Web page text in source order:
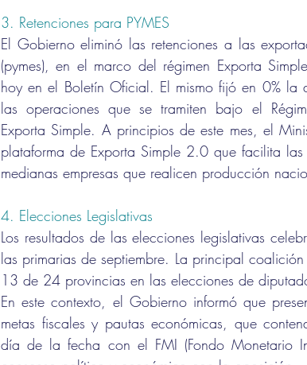
3. Retenciones para PYMES
El Gobierno eliminó las retenciones a las
(pymes), en el marco del régimen Exporta
hoy en el Boletín Oficial. El mismo fijó en 0% la
las operaciones que se tramiten bajo el
Exporta Simple. A principios de este mes, el
plataforma de Exporta Simple 2.0 que facilita
medianas empresas que realicen producción
4. Elecciones Legislativas
Los resultados de las elecciones legislativas
las primarias de septiembre. La principal
13 de 24 provincias en las elecciones de
En este contexto, el Gobierno informó que
metas fiscales y pautas económicas, que
día de la fecha con el FMI (Fondo Monetario